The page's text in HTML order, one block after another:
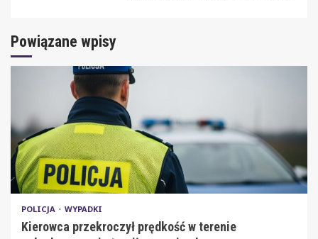
Powiązane wpisy
POLICJA WYPADKI
Kierowca przekroczył prędkość w terenie